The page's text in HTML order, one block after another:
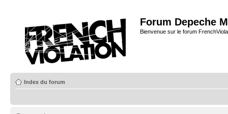
Forum Depeche
Bienvenue sur le forum
Index du forum